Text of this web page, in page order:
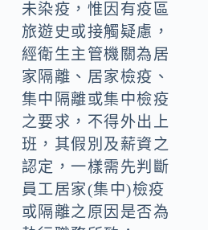
未染疫，惟因有疫區
旅遊史或接觸疑慮，
經衛生主管機關為居
家隔離、居家檢疫、
集中隔離或集中檢疫
之要求，不得外出上
班，其假別及薪資之
認定，一樣需先判斷
員工居家(集中)檢疫
或隔離之原因是否為